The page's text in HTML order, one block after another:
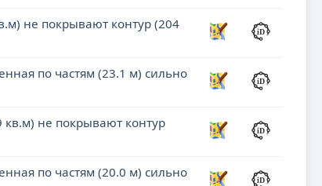
не покрывают контур (204
по частям (23.1 м) сильно
кв.м) не покрывают контур
по частям (20.0 м) сильно